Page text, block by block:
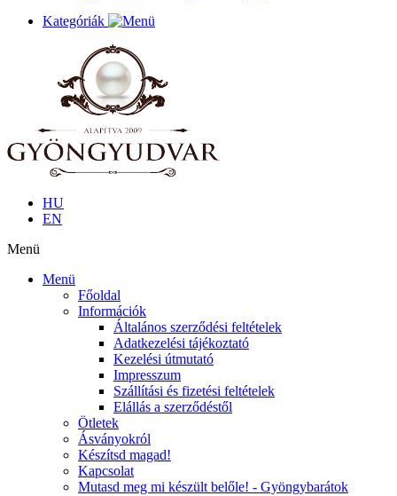
Kategóriák
HU
EN
Menü
Menü
Főoldal
Információk
Általános szerződési feltételek
Adatkezelési tájékoztató
Kezelési útmutató
Impresszum
Szállítási és fizetési feltételek
Elállás a szerződéstől
Ötletek
Ásványokról
Készítsd magad!
Kapcsolat
Mutasd meg mi készült belőle! - Gyöngybarátok